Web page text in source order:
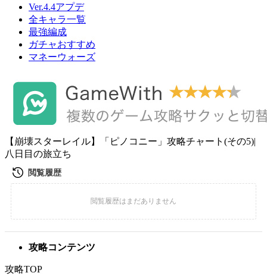
Ver.4.4アプデ
全キャラ一覧
最強編成
ガチャおすすめ
マネーウォーズ
【崩壊スターレイル】「ピノコニー」攻略チャート(その5)|
八日目の旅立ち
攻略コンテンツ
攻略TOP